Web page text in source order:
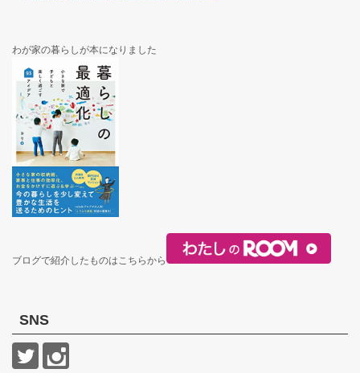
わが家の暮らしが本になりました
ブログで紹介したものはこちらから
SNS